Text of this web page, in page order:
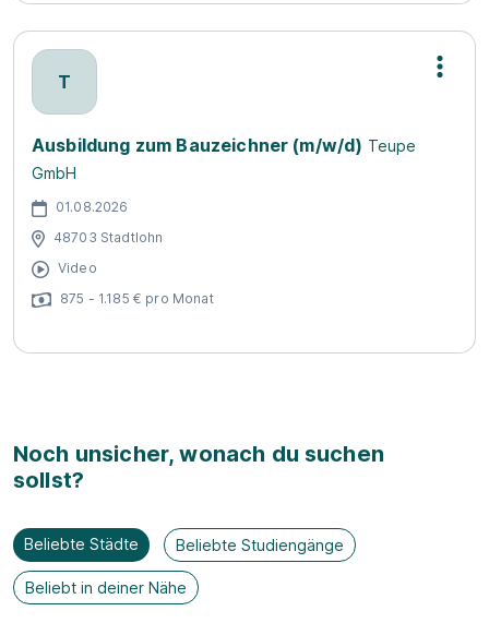
T
Ausbildung zum Bauzeichner (m/w/d) Teupe
GmbH
01.08.2026
48703 Stadtlohn
Video
875 - 1.185 € pro Monat
Noch unsicher, wonach du suchen
sollst?
Beliebte Städte Beliebte Studiengänge
Beliebt in deiner Nähe